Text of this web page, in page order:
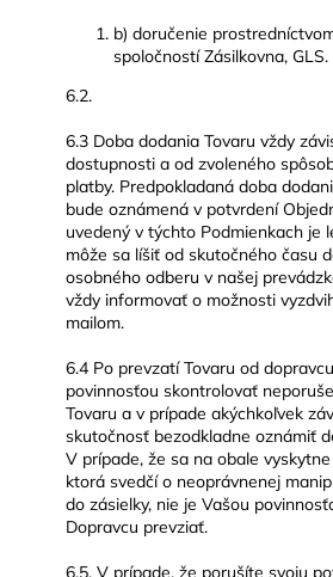
b) doručenie
spoločností Zásilkovna, GLS.
6.2.
6.3 Doba dodania Tovaru vždy
dostupnosti a od zvoleného
platby. Predpokladaná doba
bude oznámená v potvrdení
uvedený v týchto Podmienkach je
môže sa líšiť od skutočného času
osobného odberu v našej
vždy informovať o možnosti
mailom.
6.4 Po prevzatí Tovaru od
povinnosťou skontrolovať
Tovaru a v prípade akýchkoľvek
skutočnosť bezodkladne oznámiť
V prípade, že sa na obale
ktorá svedčí o neoprávnenej
do zásielky, nie je Vašou
Dopravcu prevziať.
6.5. V prípade, že porušíte svoju